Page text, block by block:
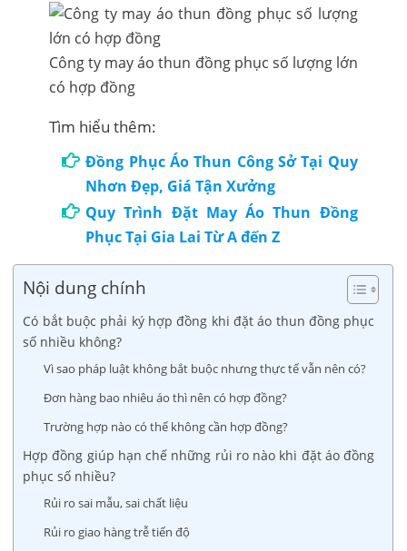
Công ty may áo thun đồng phục số lượng lớn
có hợp đồng
Tìm hiểu thêm:
Đồng Phục Áo Thun Công Sở Tại Quy
Nhơn Đẹp, Giá Tận Xưởng
Quy Trình Đặt May Áo Thun Đồng
Phục Tại Gia Lai Từ A đến Z
Nội dung chính
Có bắt buộc phải ký hợp đồng khi đặt áo thun đồng phục
số nhiều không?
Vì sao pháp luật không bắt buộc nhưng thực tế vẫn nên có?
Đơn hàng bao nhiêu áo thì nên có hợp đồng?
Trường hợp nào có thể không cần hợp đồng?
Hợp đồng giúp hạn chế những rủi ro nào khi đặt áo đồng
phục số nhiều?
Rủi ro sai mẫu, sai chất liệu
Rủi ro giao hàng trễ tiến độ